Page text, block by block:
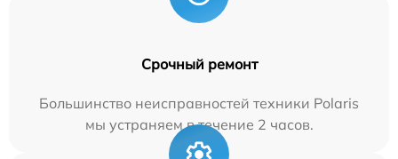
Срочный ремонт
Большинство неисправностей техники Polaris
мы устраняем в течение 2 часов.